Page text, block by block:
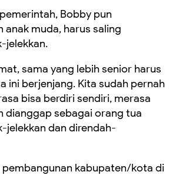
Bobby pun
muda, harus saling
jelekkan.
sama yang lebih senior harus
ini berjenjang. Kita sudah pernah
bisa berdiri sendiri, merasa
dianggap sebagai orang tua
jelekkan dan direndah-
kabupaten/kota di